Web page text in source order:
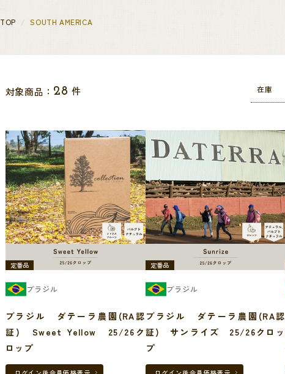
TOP SOUTH AMERICA
対象商品： 28 件 在庫
定番品
ブラジル
ブラジル ダテーラ農園(RA認
証) Sweet Yellow 25/26ク
ロップ
定番品
ブラジル
ブラジル ダテーラ農園(RA認
証) サンライズ 25/26クロッ
プ